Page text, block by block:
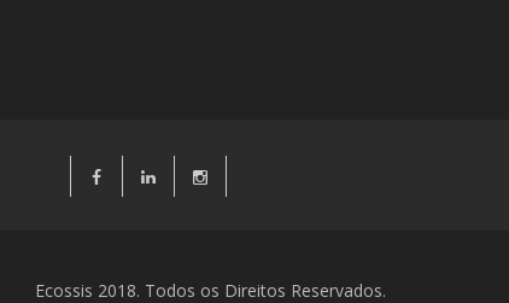
Ecossis 2018. Todos os Direitos Reservados.